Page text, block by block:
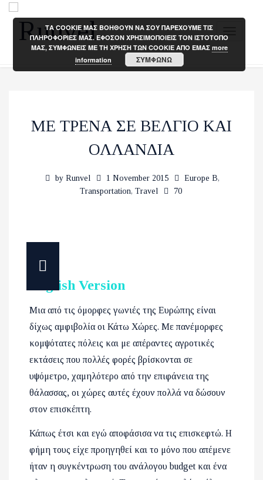
ΜΕ ΤΡΕΝΑ ΣΕ ΒΕΛΓΙΟ ΚΑΙ
ΟΛΛΑΝΔΙΑ
by Runvel 1 November 2015 Europe B,
Transportation, Travel 70
English Version
Μια από τις όμορφες γωνιές της Ευρώπης είναι
δίχως αμφιβολία οι Κάτω Χώρες. Με πανέμορφες
κομψότατες πόλεις και με απέραντες αγροτικές
εκτάσεις που πολλές φορές βρίσκονται σε
υψόμετρο, χαμηλότερο από την επιφάνεια της
θάλασσας, οι χώρες αυτές έχουν πολλά να δώσουν
στον επισκέπτη.
Κάπως έτσι και εγώ αποφάσισα να τις επισκεφτώ. Η
φήμη τους είχε προηγηθεί και το μόνο που απέμενε
ήταν η συγκέντρωση του ανάλογουbudget και ένα
ΤΑ COOKIE ΜΑΣ ΒΟΗΘΟΥΝ ΝΑ ΣΟΥ ΠΑΡΕΧΟΥΜΕ ΤΙΣ
ΠΛΗΡΟΦΟΡΙΕΣ ΜΑΣ. ΕΦΟΣΟΝ ΧΡΗΣΙΜΟΠΟΙΕΙΣ ΤΟΝ ΙΣΤΟΤΟΠΟ
ΜΑΣ, ΣΥΜΦΩΝΕΙΣ ΜΕ ΤΗ ΧΡΗΣΗ ΤΩΝ COOKIE ΑΠΟ ΕΜΑΣ more
information
ΣΥΜΦΩΝΩ